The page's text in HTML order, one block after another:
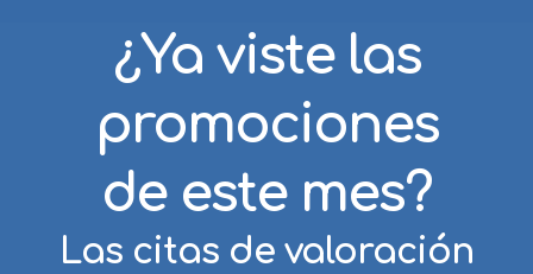
¿Ya viste las
promociones
de este mes?
Las citas de valoración